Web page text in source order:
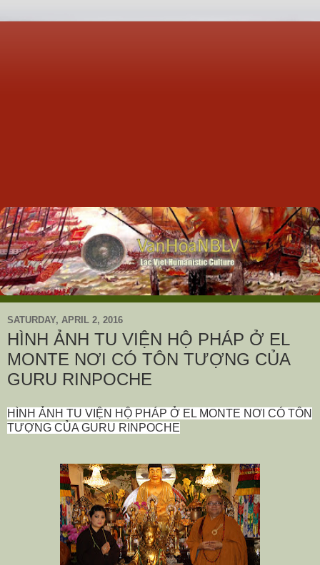
SATURDAY, APRIL 2, 2016
HÌNH ẢNH TU VIỆN HỘ PHÁP Ở EL
MONTE NƠI CÓ TÔN TƯỢNG CỦA
GURU RINPOCHE
HÌNH ẢNH TU VIỆN HỘ PHÁP Ở EL MONTE NƠI CÓ TÔN
TƯỢNG CỦA GURU RINPOCHE